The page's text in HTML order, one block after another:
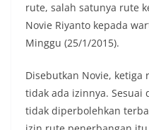
rute, salah satunya rute
Novie Riyanto kepada
Minggu (25/1/2015).
Disebutkan Novie,
tidak ada izinnya. Sesuai
tidak diperbolehkan